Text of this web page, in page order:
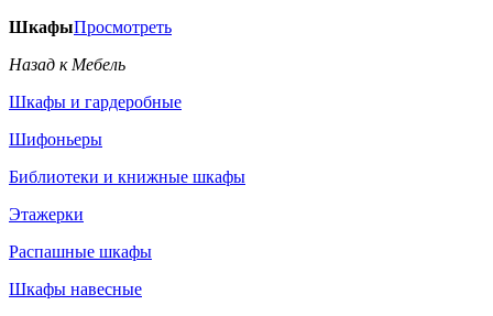
ШкафыПросмотреть
Назад к Мебель
Шкафы и гардеробные
Шифоньеры
Библиотеки и книжные шкафы
Этажерки
Распашные шкафы
Шкафы навесные